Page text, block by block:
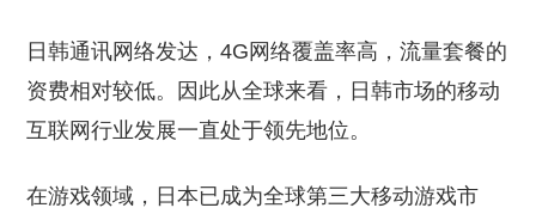
日韩通讯网络发达，4G网络覆盖率高，流量套餐的
资费相对较低。因此从全球来看，日韩市场的移动
互联网行业发展一直处于领先地位。
在游戏领域，日本已成为全球第三大移动游戏市